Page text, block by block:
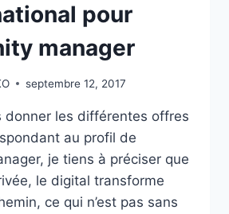
pour
manager
septembre 12, 2017
donner les différentes offres
au profil de
je tiens à préciser que
le digital transforme
ce qui n’est pas sans